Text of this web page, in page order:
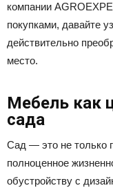
компании
покупками, давайте
действительно
место.
Мебель как
сада
Сад — это не только
полноценное
обустройству с